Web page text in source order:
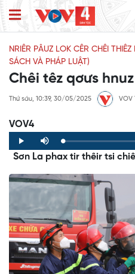
NRIÊR PÂUZ LOK CÊR CHÊI
SÁCH VÀ PHÁP LUẬT)
Chêi têz qơưs
Thứ sáu, 10:39, 30/05/2025 VOV
VOV4
Play Mute Loaded:
0%
Progress:
0%
Sơn La phax tir thêir tsi